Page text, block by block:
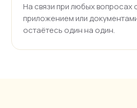
На связи при любых вопросах
приложением или
остаётесь один на один.